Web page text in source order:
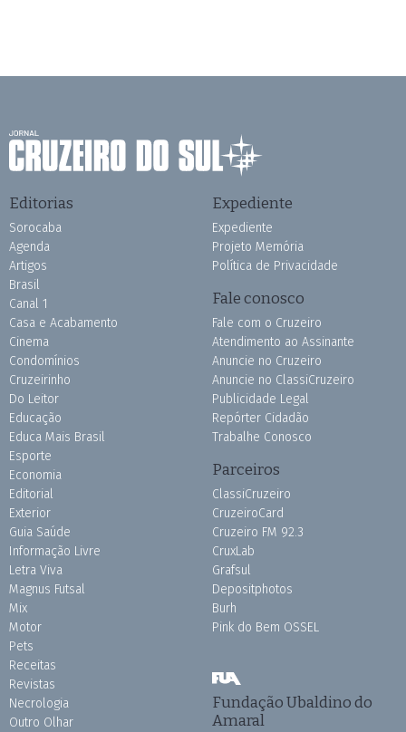
Editorias
Sorocaba
Agenda
Artigos
Brasil
Canal 1
Casa e Acabamento
Cinema
Condomínios
Cruzeirinho
Do Leitor
Educação
Educa Mais Brasil
Esporte
Economia
Editorial
Exterior
Guia Saúde
Informação Livre
Letra Viva
Magnus Futsal
Mix
Motor
Pets
Receitas
Revistas
Necrologia
Outro Olhar
Expediente
Expediente
Projeto Memória
Política de Privacidade
Fale conosco
Fale com o Cruzeiro
Atendimento ao Assinante
Anuncie no Cruzeiro
Anuncie no ClassiCruzeiro
Publicidade Legal
Repórter Cidadão
Trabalhe Conosco
Parceiros
ClassiCruzeiro
CruzeiroCard
Cruzeiro FM 92.3
CruxLab
Grafsul
Depositphotos
Burh
Pink do Bem OSSEL
Fundação Ubaldino do
Amaral